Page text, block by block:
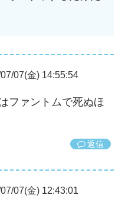
07(金) 14:55:54
ファントムで死ぬほ
返信
07(金) 12:43:01